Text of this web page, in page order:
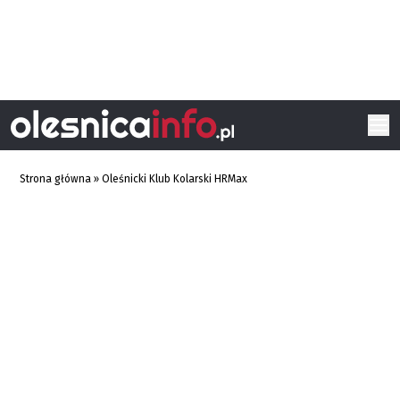
Strona główna »Oleśnicki Klub Kolarski HRMax